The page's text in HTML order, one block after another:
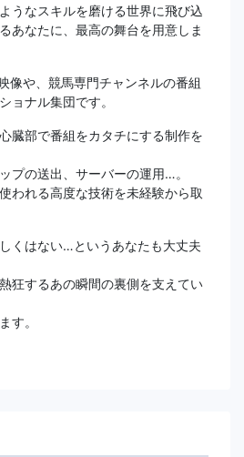
うなスキルを磨ける世界に飛び込
あなたに、最高の舞台を用意しま
像や、競馬専門チャンネルの番組
ョナル集団です。
臓部で番組をカタチにする制作を
プの送出、サーバーの運用…。
われる高度な技術を未経験から取
くはない…というあなたも大丈夫
狂するあの瞬間の裏側を支えてい
す。